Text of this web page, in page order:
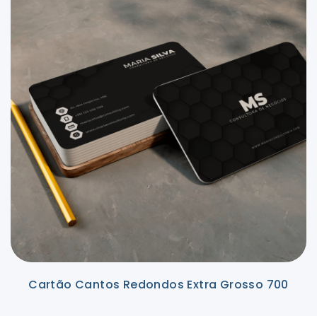
Cartão Cantos Redondos Extra Grosso 700